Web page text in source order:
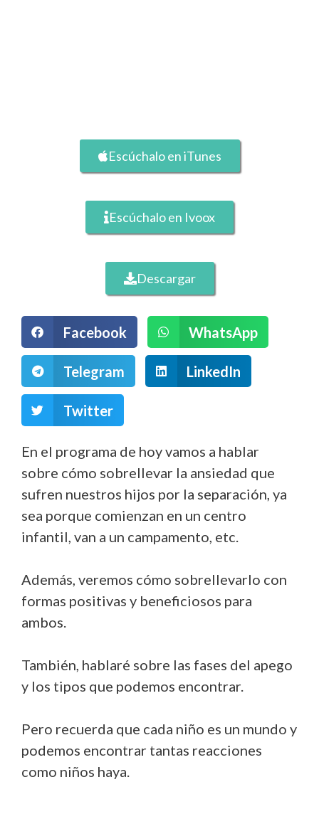
Escúchalo en iTunes
Escúchalo en Ivoox
Descargar
Facebook WhatsApp
Telegram LinkedIn
Twitter
En el programa de hoy vamos a hablar
sobre cómo sobrellevar la ansiedad que
sufren nuestros hijos por la separación, ya
sea porque comienzan en un centro
infantil, van a un campamento, etc.
Además, veremos cómo sobrellevarlo con
formas positivas y beneficiosos para
ambos.
También, hablaré sobre las fases del apego
y los tipos que podemos encontrar.
Pero recuerda que cada niño es un mundo y
podemos encontrar tantas reacciones
como niños haya.